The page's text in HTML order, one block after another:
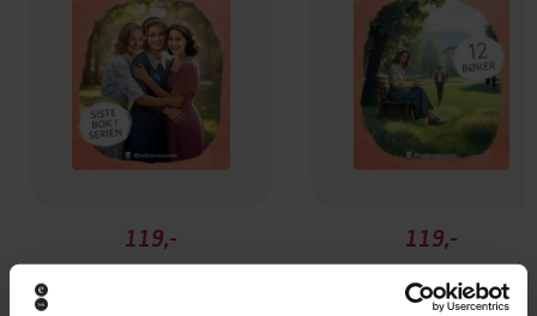
119,-
Under kan skje
119,-
I gode og vonde dager
Bente Bratlund